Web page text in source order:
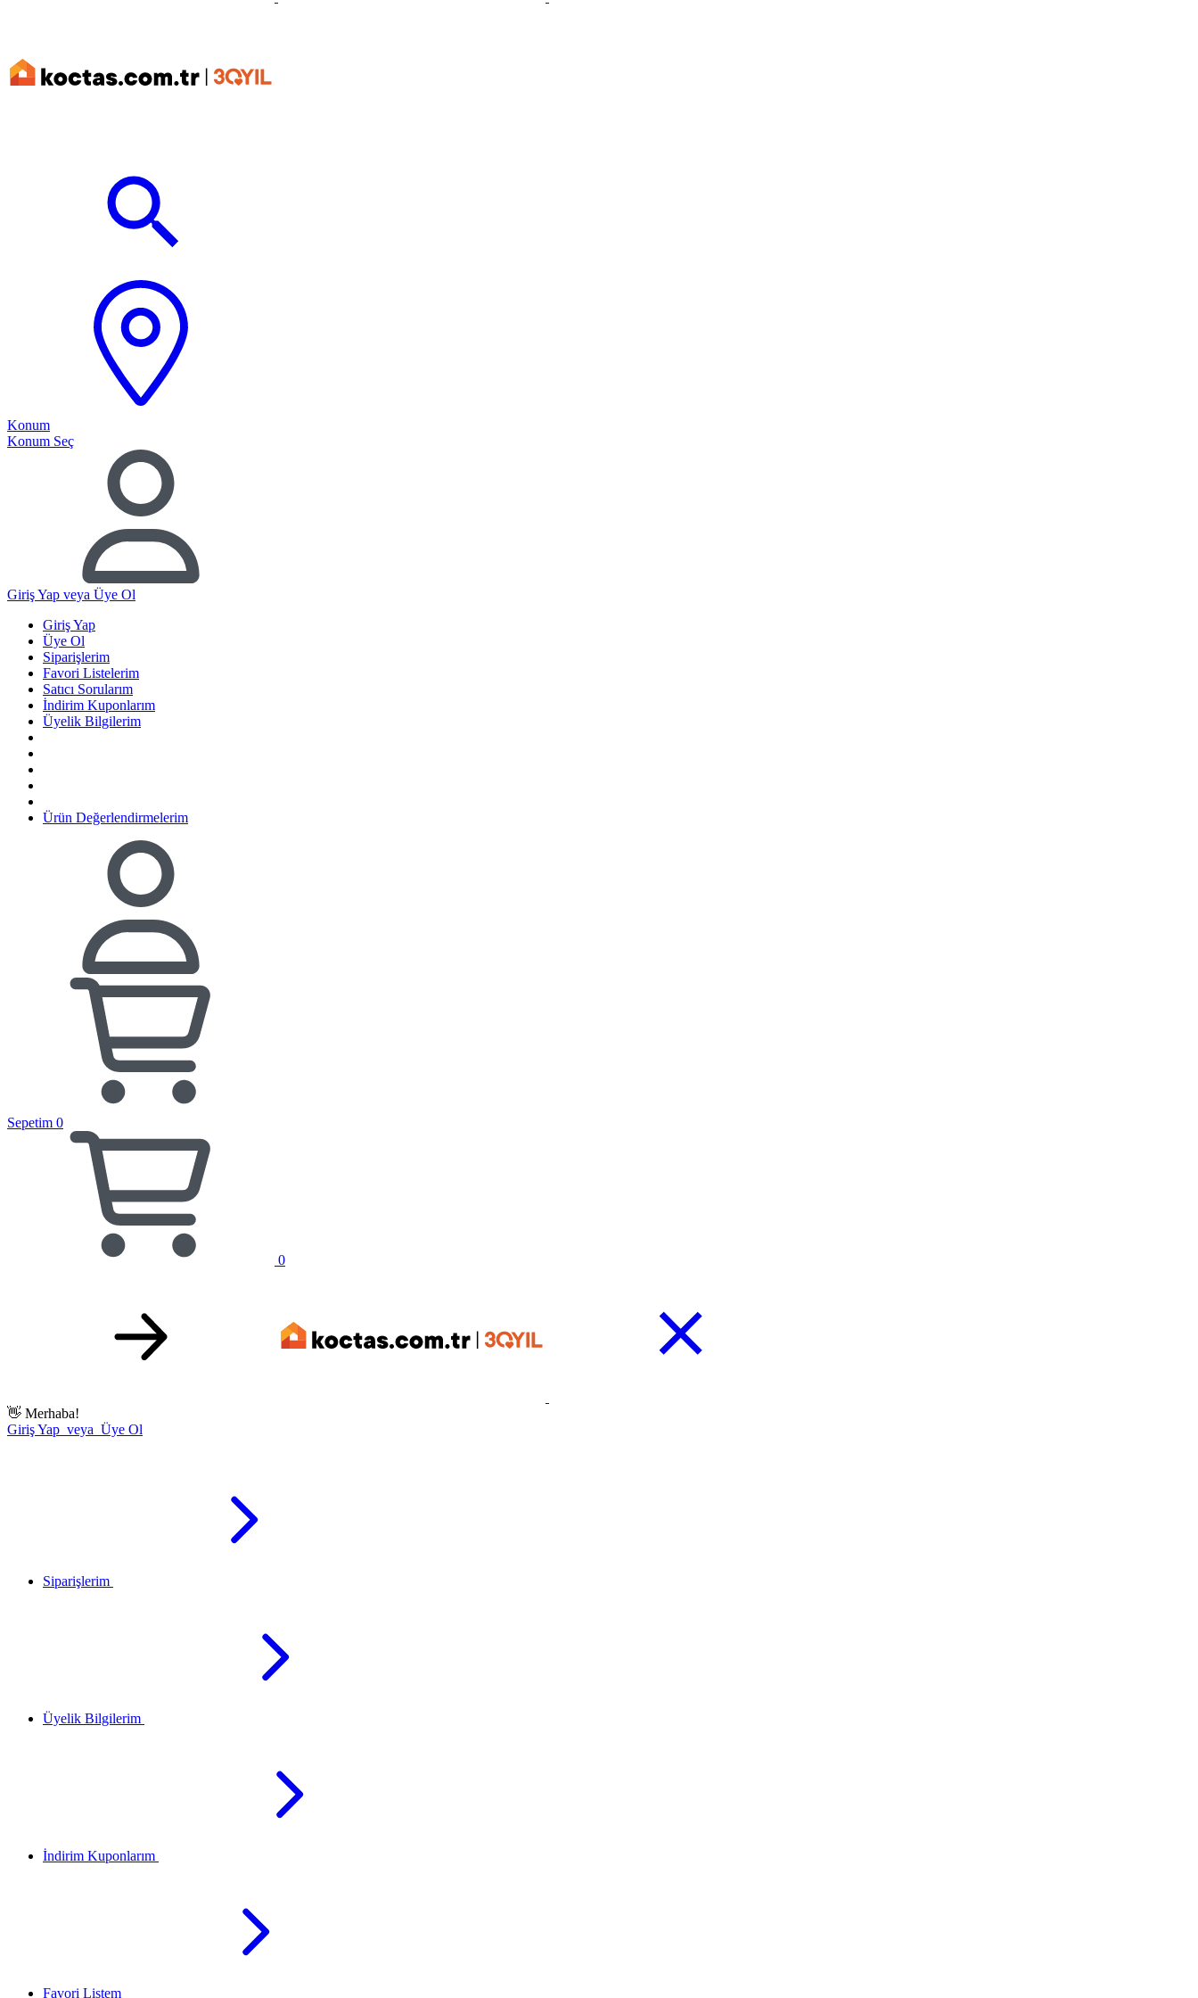
Konum
Konum Seç
Giriş Yap veya Üye Ol
Giriş Yap
Üye Ol
Siparişlerim
Favori Listelerim
Satıcı Sorularım
İndirim Kuponlarım
Üyelik Bilgilerim
Ürün Değerlendirmelerim
Sepetim 0
0
👋 Merhaba!
Giriş Yap veya Üye Ol
Siparişlerim
Üyelik Bilgilerim
İndirim Kuponlarım
Favori Listem